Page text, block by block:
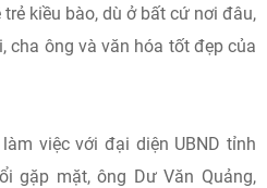
kiều bào, dù ở bất cứ nơi đâu,
cha ông và văn hóa tốt đẹp của
việc với đại diện UBND tỉnh
gặp mặt, ông Dư Văn Quảng,